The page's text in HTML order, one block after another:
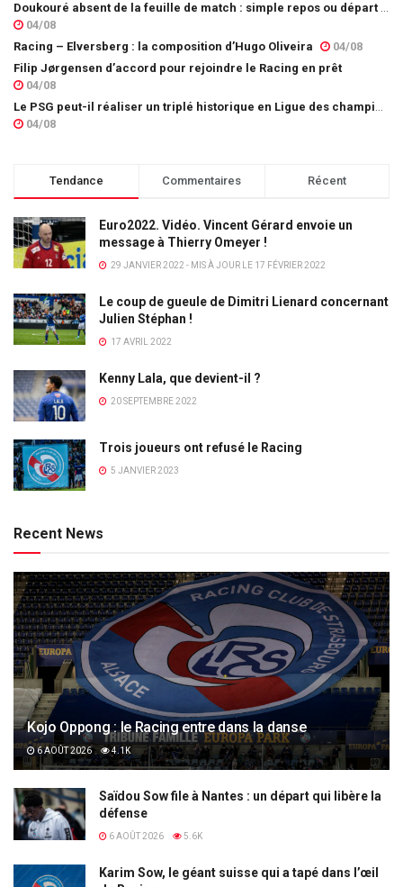
04/08
Racing – Elversberg : la composition d’Hugo Oliveira
04/08
Filip Jørgensen d’accord pour rejoindre le Racing en prêt
04/08
04/08
Tendance Commentaires Récent
Euro2022. Vidéo. Vincent Gérard envoie un
message à Thierry Omeyer !
29 JANVIER 2022 - MIS À JOUR LE 17 FÉVRIER 2022
Le coup de gueule de Dimitri Lienard concernant
Julien Stéphan !
17 AVRIL 2022
Kenny Lala, que devient-il ?
20 SEPTEMBRE 2022
Trois joueurs ont refusé le Racing
5 JANVIER 2023
Recent News
Kojo Oppong : le Racing entre dans la danse
6 AOÛT 2026 4.1K
Saïdou Sow file à Nantes : un départ qui libère la
défense
6 AOÛT 2026 5.6K
Karim Sow, le géant suisse qui a tapé dans l’œil